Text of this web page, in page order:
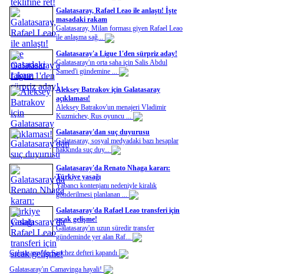
Galatasaray, Rafael Leao ile anlaştı! İşte
masadaki rakam
Galatasaray, Milan forması giyen Rafael Leao
ile anlaşma sağ...
Galatasaray'a Ligue 1'den sürpriz aday!
Galatasaray'ın orta saha için Salis Abdul
Samed'i gündemine ...
Aleksey Batrakov için Galatasaray
açıklaması!
Aleksey Batrakov'un menajeri Vladimir
Kuzmichev, Rus oyuncu ...
Galatasaray'dan suç duyurusu
Galatasaray, sosyal medyadaki bazı hesaplar
hakkında suç duy...
Galatasaray'da Renato Nhaga kararı:
Türkiye yasağı
Yabancı kontenjanı nedeniyle kiralık
gönderilmesi planlanan ...
Galatasaray'da Rafael Leao transferi için
sıcak gelişme!
Galatasaray'ın uzun süredir transfer
gündeminde yer alan Raf...
Galatasaray'da Sanchez defteri kapandı
Galatasaray'ın Camavinga hayali!